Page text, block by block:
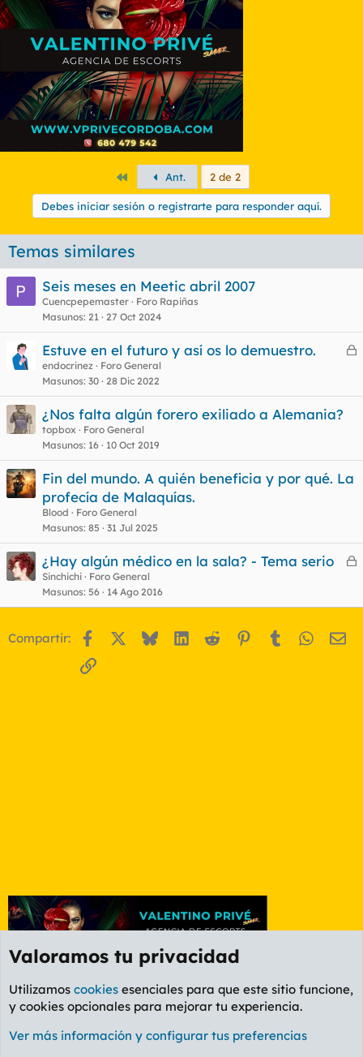
PrimeroAnt. 2 de 2
Debes iniciar sesión o registrarte para responder aquí.
Temas similares
Seis meses en Meetic abril 2007
Cuencpepemaster
Foro Rapiñas
Masunos 21 27 Oct 2024
C
r
Estuve en el futuro y así os lo demuestro.
endocrinez
Foro General
Masunos 30 28 Dic 2022
¿Nos falta algún forero exiliado a Alemania?
topbox
Foro General
Masunos 16 10 Oct 2019
Fin del mundo. A quién beneficia y por qué. La
profecía de Malaquías.
Blood
Foro General
Masunos 85 31 Jul 2025
C
r
¿Hay algún médico en la sala? - Tema serio
Sinchichi
Foro General
Masunos 56 14 Ago 2016
Compartir: Facebook BlueskyLinkedIn
Reddit Pinterest
Tumblr
Enlace
Foro General
Cookies
PL OLDSTYLE AMARILLO
Valoramos tu privacidad
Utilizamos cookies esenciales para que este sitio funcione,
y cookies opcionales para mejorar tu experiencia.
Ver más información y configurar tus preferencias